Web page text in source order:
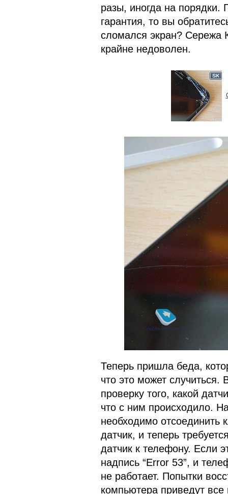
разы, иногда на порядки.
гарантия, то вы
сломался экран? Сережа
крайне недоволен.
Теперь пришла беда,
что это может
проверку того, какой
что с ним происходило.
необходимо отсоединить
датчик, и теперь
датчик к телефону. Если
надпись “Error 53”, и
не работает. Попытки
компьютера приведут